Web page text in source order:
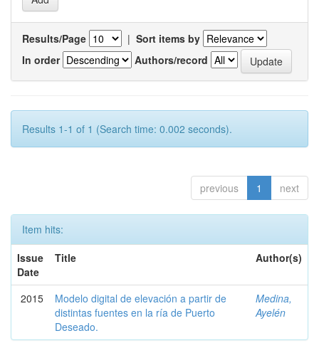
Results/Page | Sort items by
In order
Authors/record
Results 1-1 of 1 (Search time: 0.002 seconds).
previous 1 next
Item hits:
Issue
Date
Title Author(s)
2015
Modelo digital de elevación a partir de
distintas fuentes en la ría de Puerto
Deseado.
Medina,
Ayelén